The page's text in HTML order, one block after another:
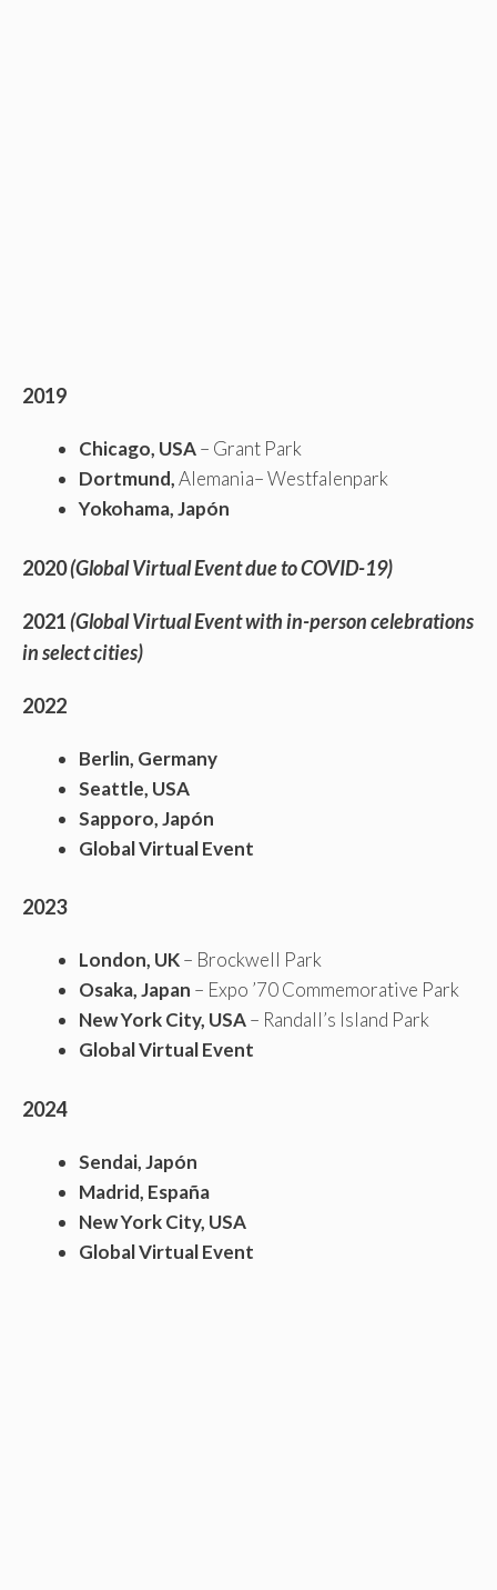
2019
Chicago, USA– Grant Park
Dortmund,Alemania– Westfalenpark
Yokohama, Japón
2020(Global Virtual Event due to COVID-19)
2021(Global Virtual Event with in-person celebrations
in select cities)
2022
Berlin, Germany
Seattle, USA
Sapporo,Japón
Global Virtual Event
2023
London, UK– Brockwell Park
Osaka, Japan – Expo ’70 Commemorative Park
New York City, USA– Randall’s Island Park
Global Virtual Event
2024
Sendai,Japón
Madrid, España
New York City, USA
Global Virtual Event